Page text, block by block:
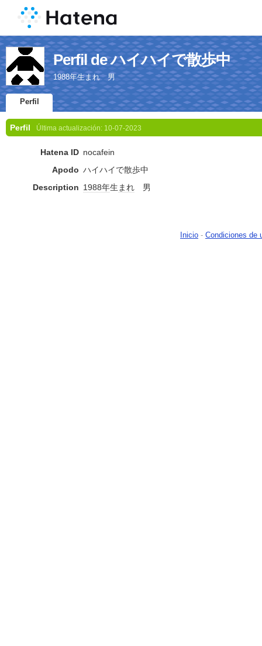
Perfil de ハイハイで散歩中
1988年生まれ 男
Perfil
Perfil Última actualización: 10-07-2023
Hatena ID nocafein
Apodo ハイハイで散歩中
Description 1988年生まれ 男
Inicio - Condiciones de